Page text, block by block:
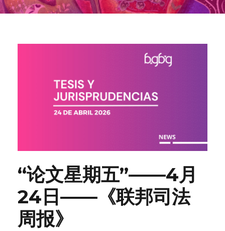
“论文星期五”——4月
24日——《联邦司法
周报》